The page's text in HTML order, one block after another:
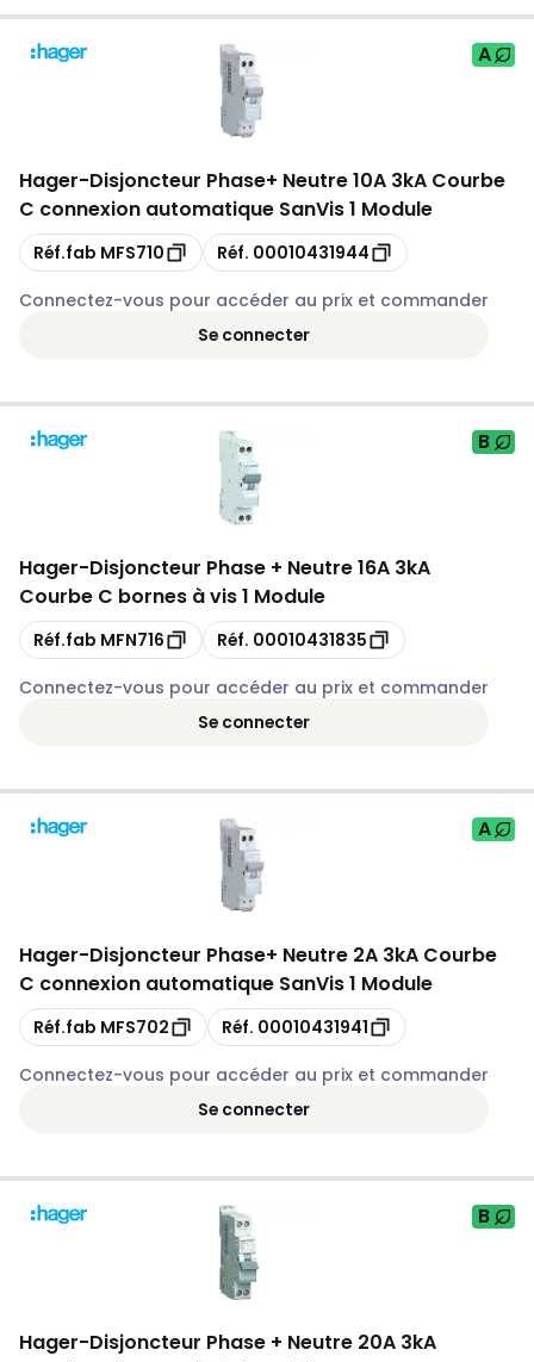
A
Hager-Disjoncteur Phase+ Neutre 10A 3kA Courbe
C connexion automatique SanVis 1 Module
Copie
Réf.fab MFS710 Copie
Réf. 00010431944
Connectez-vous pour accéder au prix et commander
Se connecter
B
Hager-Disjoncteur Phase + Neutre 16A 3kA
Courbe C bornes à vis 1 Module
Copie
Réf.fab MFN716 Copie
Réf. 00010431835
Connectez-vous pour accéder au prix et commander
Se connecter
A
Hager-Disjoncteur Phase+ Neutre 2A 3kA Courbe
C connexion automatique SanVis 1 Module
Copie
Réf.fab MFS702 Copie
Réf. 00010431941
Connectez-vous pour accéder au prix et commander
Se connecter
B
Hager-Disjoncteur Phase + Neutre 20A 3kA